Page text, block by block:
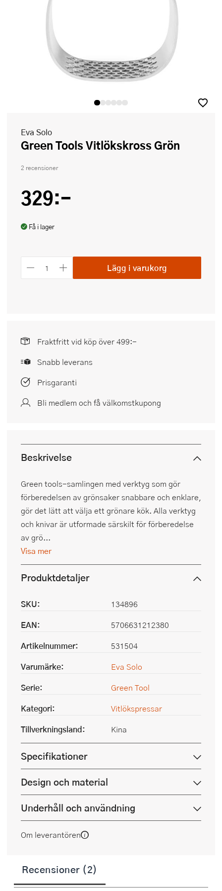
Eva Solo
Green Tools Vitlökskross Grön
2 recensioner
329:-
Få i lager
Lägg i varukorg
Fraktfritt vid köp över 499:-
Snabb leverans
Prisgaranti
Bli medlem och få välkomstkupong
Beskrivelse
Green tools-samlingen med verktyg som gör
förberedelsen av grönsaker snabbare och enklare,
gör det lätt att välja ett grönare kök. Alla verktyg
och knivar är utformade särskilt för förberedelse
av grö...
Visa mer
Produktdetaljer
SKU:
134896
EAN:
5706631212380
Artikelnummer:
531504
Varumärke:
Eva Solo
Serie:
Green Tool
Kategori:
Vitlökspressar
Tillverkningsland:
Kina
Specifikationer
Design och material
Underhåll och användning
Om leverantören
Recensioner (2)